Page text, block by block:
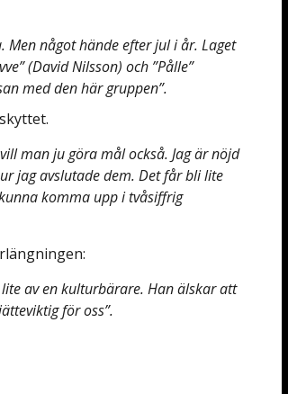
Men något hände efter jul i år. Laget
(David Nilsson) och ”Pålle”
med den här gruppen”.
man ju göra mål också. Jag är nöjd
jag avslutade dem. Det får bli lite
komma upp i tvåsiffrig
av en kulturbärare. Han älskar att
för oss”.